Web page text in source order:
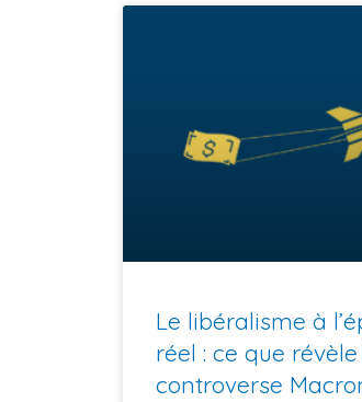
Le libéralisme à
réel : ce que
controverse